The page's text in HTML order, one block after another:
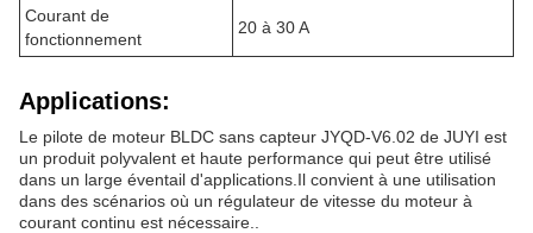
Courant de
fonctionnement
20 à 30 A
Applications:
Le pilote de moteur BLDC sans capteur JYQD-V6.02 de JUYI est
un produit polyvalent et haute performance qui peut être utilisé
dans un large éventail d'applications.Il convient à une utilisation
dans des scénarios où un régulateur de vitesse du moteur à
courant continu est nécessaire..